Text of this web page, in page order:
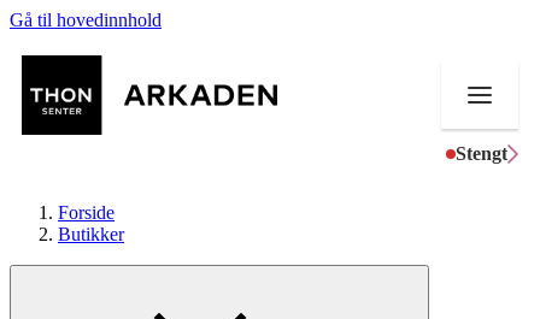
Gå til hovedinnhold
Stengt
Forside
Butikker